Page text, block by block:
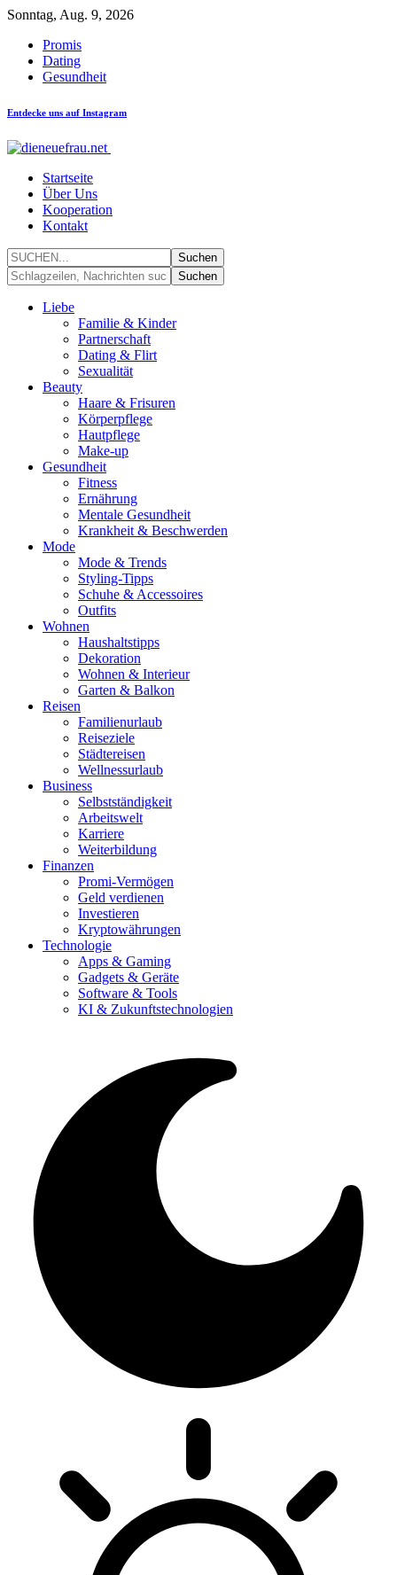
Sonntag, Aug. 9, 2026
Promis
Dating
Gesundheit
Entdecke uns auf Instagram
Startseite
Über Uns
Kooperation
Kontakt
Liebe
Familie & Kinder
Partnerschaft
Dating & Flirt
Sexualität
Beauty
Haare & Frisuren
Körperpflege
Hautpflege
Make-up
Gesundheit
Fitness
Ernährung
Mentale Gesundheit
Krankheit & Beschwerden
Mode
Mode & Trends
Styling-Tipps
Schuhe & Accessoires
Outfits
Wohnen
Haushaltstipps
Dekoration
Wohnen & Interieur
Garten & Balkon
Reisen
Familienurlaub
Reiseziele
Städtereisen
Wellnessurlaub
Business
Selbstständigkeit
Arbeitswelt
Karriere
Weiterbildung
Finanzen
Promi-Vermögen
Geld verdienen
Investieren
Kryptowährungen
Technologie
Apps & Gaming
Gadgets & Geräte
Software & Tools
KI & Zukunftstechnologien